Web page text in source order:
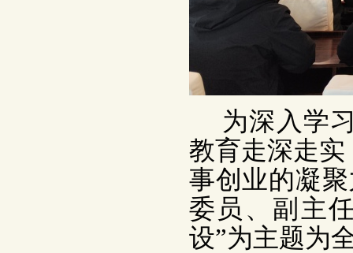
为深入学
教育走深走
事创业的凝
委员、副主
设”为主题为